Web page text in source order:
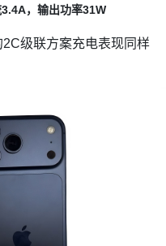
，输出功率31W
级联方案充电表现同样